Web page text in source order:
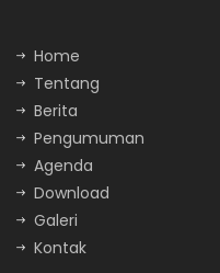
Home
Tentang
Berita
Pengumuman
Agenda
Download
Galeri
Kontak